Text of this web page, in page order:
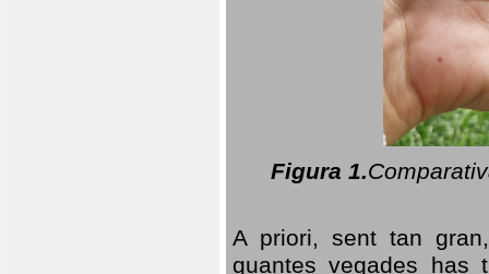
Figura 1.
A priori, sent tan
quantes vegades has